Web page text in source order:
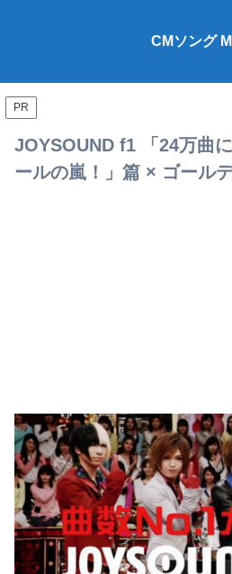
CMソング
PR
JOYSOUND f1 「24万曲
ールの嵐！」篇 × ゴール